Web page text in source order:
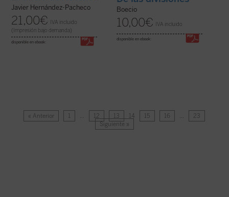
Javier Hernández-Pacheco
21,00€
IVA incluido
(Impresión bajo demanda)
disponible en ebook:
Boecio
10,00€ IVA incluido
disponible en ebook:
« Anterior 1 … 12 13 14 15 16 …
23
Siguiente »